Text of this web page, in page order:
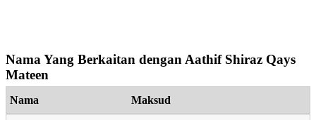
Nama Yang Berkaitan dengan Aathif Shiraz Qays
Mateen
Nama Maksud